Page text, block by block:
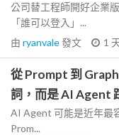
公司替工程師開好企業
「誰可以登入」...
由 ryanvale發文 1
從 Prompt 到
詞，而是 AI Agent
AI Agent 可能是近年最
Prom...